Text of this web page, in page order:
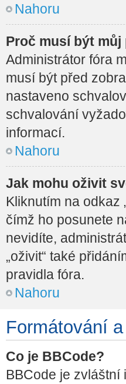
Nahoru
Proč musí být
Administrátor fóra
musí být před
nastaveno
schvalování
informací.
Nahoru
Jak mohu oživit
Kliknutím na odkaz
čímž ho posunete
nevidíte,
„oživit“ také
pravidla fóra.
Nahoru
Formátování
Co je BBCode?
BBCode je zvláštní